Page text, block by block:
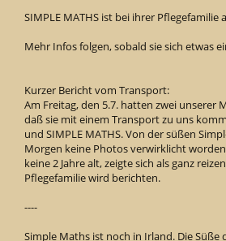
SIMPLE MATHS ist bei ihrer Pflegefamilie
Mehr Infos folgen, sobald sie sich etwas
Kurzer Bericht vom Transport:
Am Freitag, den 5.7. hatten zwei unserer
daß sie mit einem Transport zu uns
und SIMPLE MATHS. Von der süßen
Morgen keine Photos verwirklicht
keine 2 Jahre alt, zeigte sich als ganz
Pflegefamilie wird berichten.
----
Simple Maths ist noch in Irland. Die